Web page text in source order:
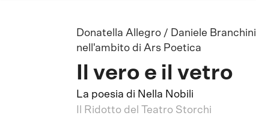
Donatella Allegro / Daniele Branchini
nell'ambito di Ars Poetica
Il vero e il vetro
La poesia di Nella Nobili
Il Ridotto del Teatro Storchi